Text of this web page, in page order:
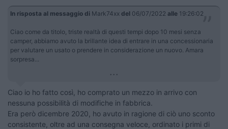
In risposta al messaggio di Mark74xx del 06/07/2022 alle 19:26:02
Ciao come da titolo, triste realtà di questi tempi dopo 10 mesi senza
camper, abbiamo avuto la brillante idea di entrare in una concessionaria
per valutare un usato o prendere in considerazione un nuovo. Amara
sorpresa...
...
Ciao io ho fatto così, ho comprato un mezzo in arrivo con
nessuna possibilità di modifiche in fabbrica.
Era però dicembre 2020, ho avuto in ragione di ciò uno sconto
consistente, oltre ad una consegna veloce, ordinato i primi di